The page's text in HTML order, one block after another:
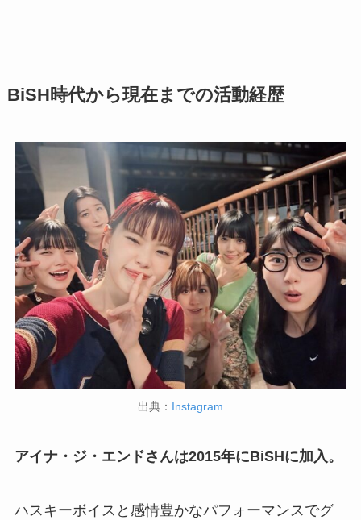
BiSH時代から現在までの活動経歴
出典： Instagram
アイナ・ジ・エンドさんは2015年にBiSHに加入。
ハスキーボイスと感情豊かなパフォーマンスでグ